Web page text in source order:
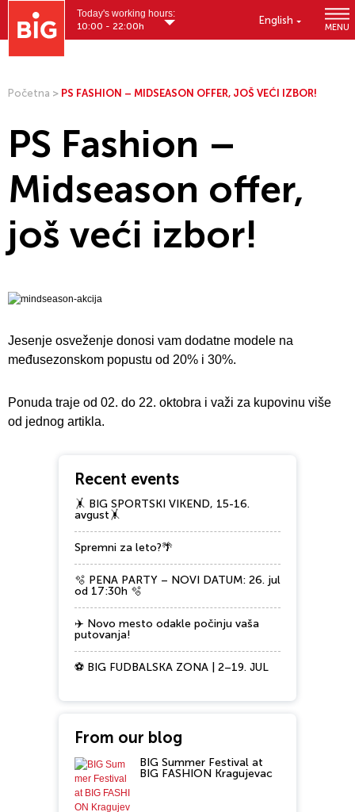
English
MENU
Today's working hours:
10:00 - 22:00h
Početna > PS FASHION – MIDSEASON OFFER, JOŠ VEĆI IZBOR!
PS Fashion –
Midseason offer,
još veći izbor!
Jesenje osveženje donosi vam dodatne modele na
međusezonskom popustu od 20% i 30%.
Ponuda traje od 02. do 22. oktobra i važi za kupovinu više
od jednog artikla.
Recent events
🤸 BIG SPORTSKI VIKEND, 15-16.
avgust🤸
Spremni za leto?🌴
🫧 PENA PARTY – NOVI DATUM: 26. jul
od 17:30h 🫧
✈️ Novo mesto odakle počinju vaša
putovanja!
⚽ BIG FUDBALSKA ZONA | 2–19. JUL
From our blog
BIG Summer Festival at
BIG FASHION Kragujevac